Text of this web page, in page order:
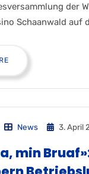
der
Schaanwald auf
News 3. April
min